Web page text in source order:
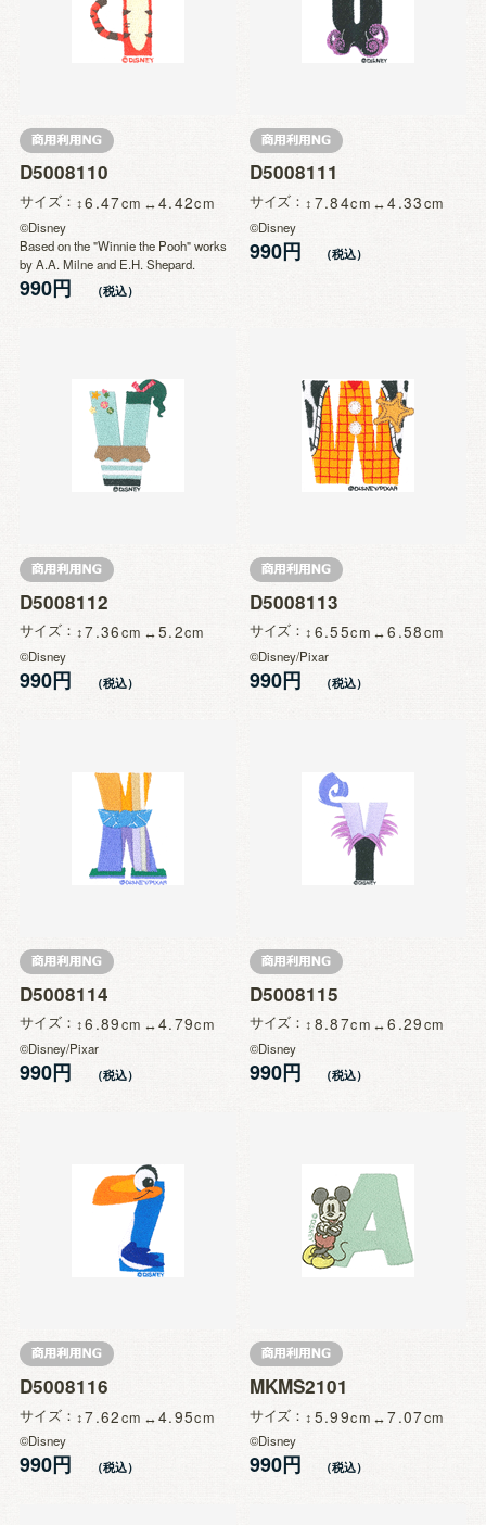
D5008110
サイズ 6.47 4.42
©Disney
Based on the "Winnie the Pooh" works
by A.A. Milne and E.H. Shepard.
990円
D5008111
サイズ 7.84 4.33
©Disney
990円
D5008112
サイズ 7.36 5.2
©Disney
990円
D5008113
サイズ 6.55 6.58
©Disney/Pixar
990円
D5008114
サイズ 6.89 4.79
©Disney/Pixar
990円
D5008115
サイズ 8.87 6.29
©Disney
990円
D5008116
サイズ 7.62 4.95
©Disney
990円
MKMS2101
サイズ 5.99 7.07
©Disney
990円